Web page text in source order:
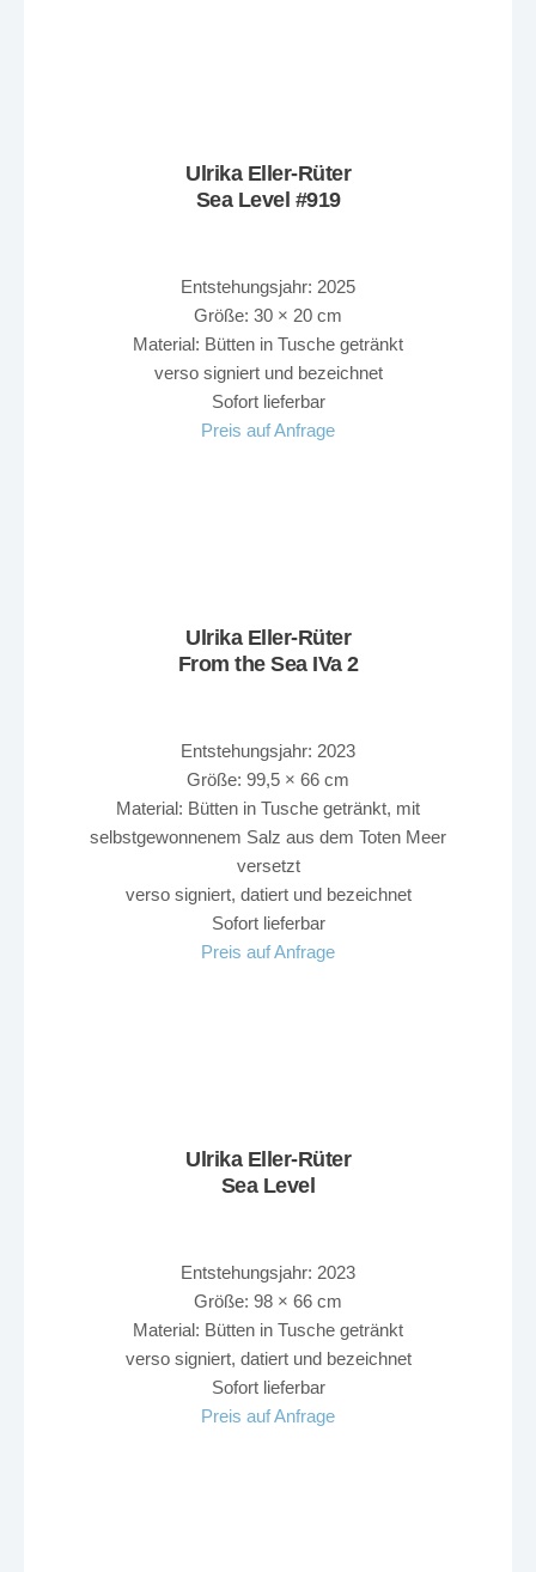
Ulrika Eller-Rüter
Sea Level #919
Entstehungsjahr: 2025
Größe: 30 × 20 cm
Material: Bütten in Tusche getränkt
verso signiert und bezeichnet
Sofort lieferbar
Preis auf Anfrage
Ulrika Eller-Rüter
From the Sea IVa 2
Entstehungsjahr: 2023
Größe: 99,5 × 66 cm
Material: Bütten in Tusche getränkt, mit
selbstgewonnenem Salz aus dem Toten Meer
versetzt
verso signiert, datiert und bezeichnet
Sofort lieferbar
Preis auf Anfrage
Ulrika Eller-Rüter
Sea Level
Entstehungsjahr: 2023
Größe: 98 × 66 cm
Material: Bütten in Tusche getränkt
verso signiert, datiert und bezeichnet
Sofort lieferbar
Preis auf Anfrage